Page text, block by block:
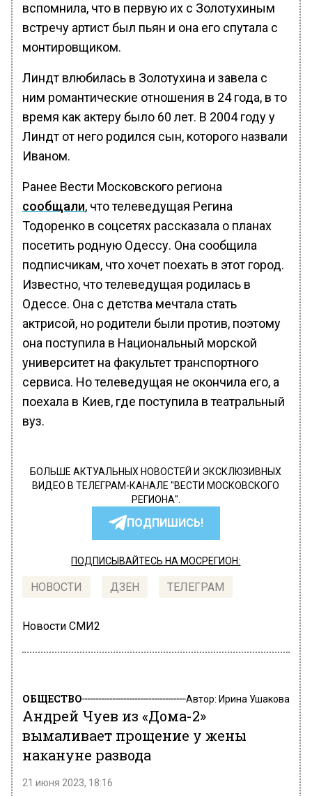
вспомнила, что в первую их с Золотухиным
встречу артист был пьян и она его спутала с
монтировщиком.
Линдт влюбилась в Золотухина и завела с
ним романтические отношения в 24 года, в то
время как актеру было 60 лет. В 2004 году у
Линдт от него родился сын, которого назвали
Иваном.
Ранее Вести Московского региона
сообщали, что телеведущая Регина
Тодоренко в соцсетях рассказала о планах
посетить родную Одессу. Она сообщила
подписчикам, что хочет поехать в этот город.
Известно, что телеведущая родилась в
Одессе. Она с детства мечтала стать
актрисой, но родители были против, поэтому
она поступила в Национальный морской
университет на факультет транспортного
сервиса. Но телеведущая не окончила его, а
поехала в Киев, где поступила в театральный
вуз.
БОЛЬШЕ АКТУАЛЬНЫХ НОВОСТЕЙ И ЭКСКЛЮЗИВНЫХ
ВИДЕО В ТЕЛЕГРАМ-КАНАЛЕ "ВЕСТИ МОСКОВСКОГО
РЕГИОНА".
ПОДПИШИСЬ!
ПОДПИСЫВАЙТЕСЬ НА МОСРЕГИОН:
НОВОСТИ ДЗЕН ТЕЛЕГРАМ
Новости СМИ2
ОБЩЕСТВО Автор: Ирина Ушакова
Андрей Чуев из «Дома-2»
вымаливает прощение у жены
накануне развода
21 июня 2023, 18:16